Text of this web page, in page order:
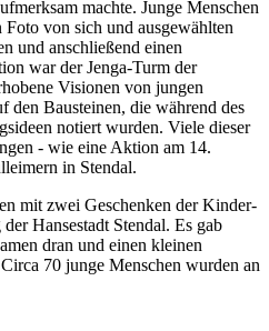
machte. Junge Menschen
von sich und ausgewählten
und anschließend einen
war der Jenga-Turm der
Visionen von jungen
den Bausteinen, die während des
notiert wurden. Viele dieser
- wie eine Aktion am 14.
in Stendal.
mit zwei Geschenken der Kinder-
Hansestadt Stendal. Es gab
dran und einen kleinen
70 junge Menschen wurden an